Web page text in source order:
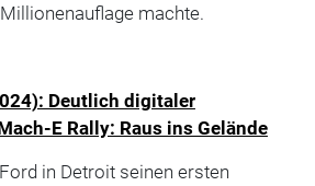
machte.
Deutlich digitaler
E Rally: Raus ins Gelände
in Detroit seinen ersten